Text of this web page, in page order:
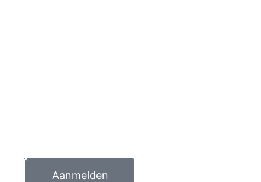
Aanmelden